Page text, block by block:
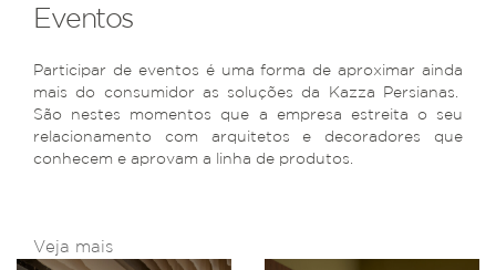
Eventos
Participar de eventos é uma forma de aproximar ainda
mais do consumidor as soluções da Kazza Persianas.
São nestes momentos que a empresa estreita o seu
relacionamento com arquitetos e decoradores que
conhecem e aprovam a linha de produtos.
Veja mais